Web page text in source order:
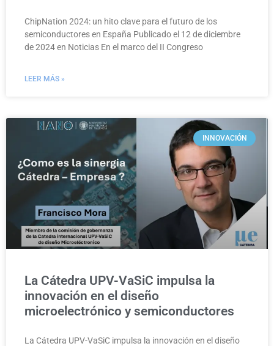
ChipNation 2024: un hito clave para el futuro de los
semiconductores en España Publicado el 12 de diciembre
de 2024 en Noticias En el marco del II Congreso
LEER MÁS »
INNOVACIÓN
La Cátedra UPV-VaSiC impulsa la
innovación en el diseño
microelectrónico y semiconductores
La Cátedra UPV-VaSiC impulsa la innovación en el diseño